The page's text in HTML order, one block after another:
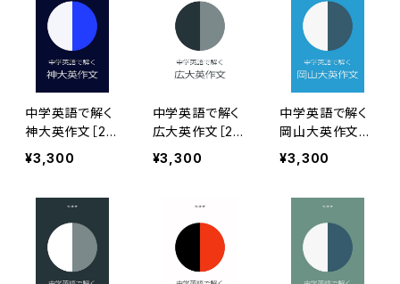
中学英語で解く
神大英作文［20
22年度版］
¥3,300
中学英語で解く
広大英作文［20
22年度版］
¥3,300
中学英語で解く
岡山大英作文［2
022年度版］
¥3,300